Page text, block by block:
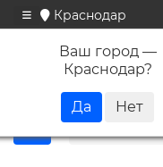
Краснодар
Ваш город —
Краснодар?